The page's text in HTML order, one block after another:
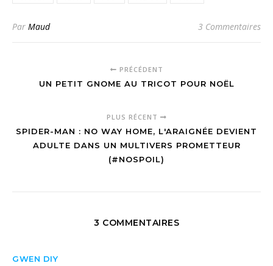
Par Maud 3 Commentaires
PRÉCÉDENT
UN PETIT GNOME AU TRICOT POUR NOËL
PLUS RÉCENT
SPIDER-MAN : NO WAY HOME, L'ARAIGNÉE DEVIENT
ADULTE DANS UN MULTIVERS PROMETTEUR
(#NOSPOIL)
3 COMMENTAIRES
GWEN DIY